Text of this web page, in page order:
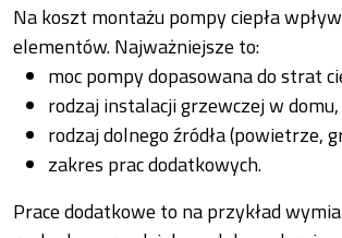
Na koszt montażu pompy ciepła
elementów. Najważniejsze to:
moc pompy dopasowana do strat
rodzaj instalacji grzewczej w domu,
rodzaj dolnego źródła (powietrze,
zakres prac dodatkowych.
Prace dodatkowe to na przykład